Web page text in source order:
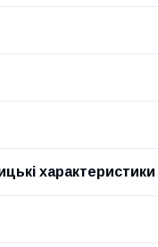
характеристики